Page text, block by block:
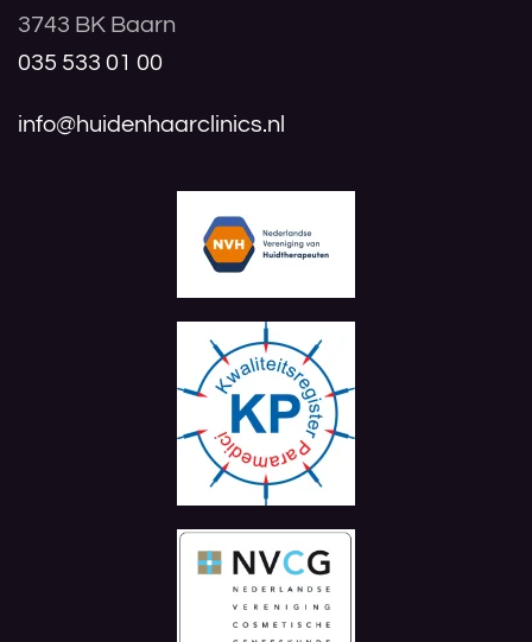
3743 BK Baarn
035 533 01 00
info@huidenhaarclinics.nl